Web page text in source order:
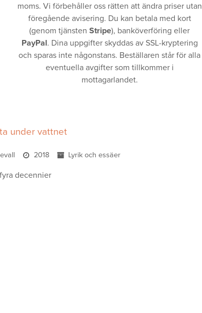
moms. Vi förbehåller oss rätten att ändra priser utan
föregående avisering. Du kan betala med kort
(genom tjänstenStripe), banköverföring eller
PayPal. Dina uppgifter skyddas av SSL-kryptering
och sparas inte någonstans. Beställaren står för alla
eventuella avgifter som tillkommer i
mottagarlandet.
under vattnet
2018 Lyrik och essäer
decennier